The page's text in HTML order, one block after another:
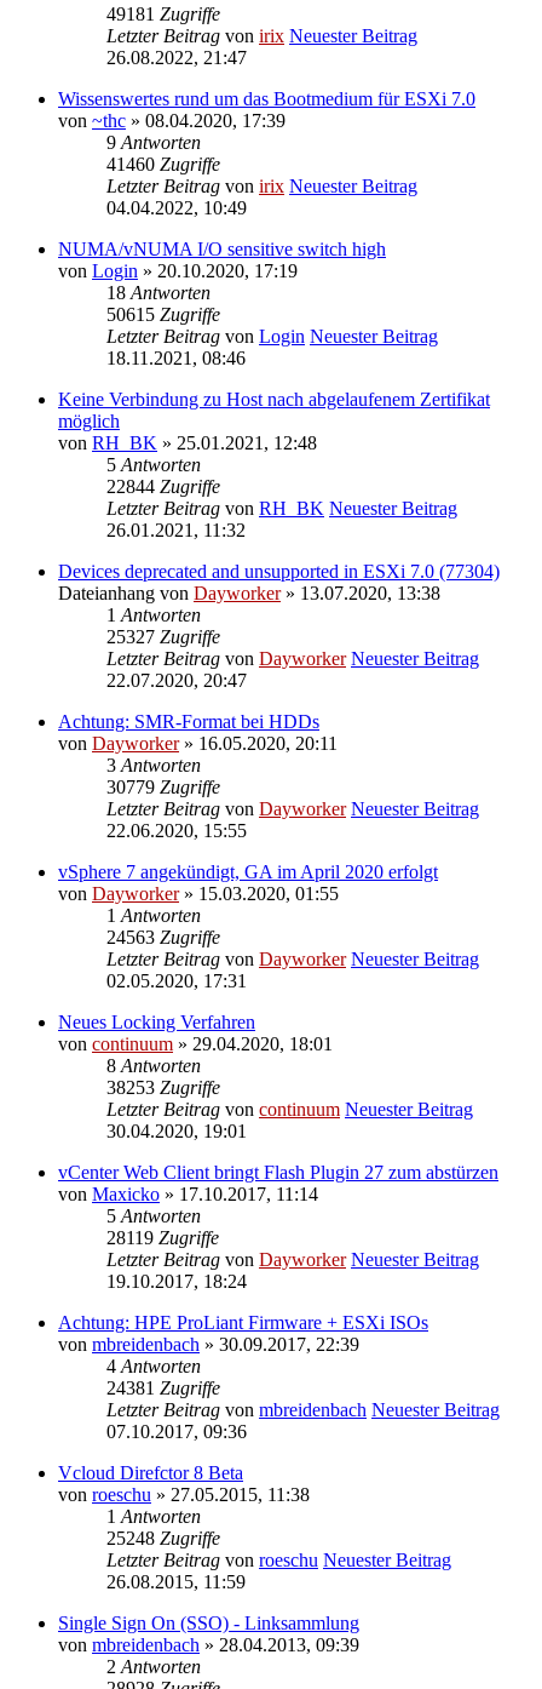
49181 Zugriffe
Letzter Beitrag von irix Neuester Beitrag
26.08.2022, 21:47
Wissenswertes rund um das Bootmedium für ESXi 7.0
von ~thc » 08.04.2020, 17:39
9 Antworten
41460 Zugriffe
Letzter Beitrag von irix Neuester Beitrag
04.04.2022, 10:49
NUMA/vNUMA I/O sensitive switch high
von Login » 20.10.2020, 17:19
18 Antworten
50615 Zugriffe
Letzter Beitrag von Login Neuester Beitrag
18.11.2021, 08:46
Keine Verbindung zu Host nach abgelaufenem Zertifikat
möglich
von RH_BK » 25.01.2021, 12:48
5 Antworten
22844 Zugriffe
Letzter Beitrag von RH_BK Neuester Beitrag
26.01.2021, 11:32
Devices deprecated and unsupported in ESXi 7.0 (77304)
Dateianhang von Dayworker» 13.07.2020, 13:38
1 Antworten
25327 Zugriffe
Letzter Beitrag von Dayworker Neuester Beitrag
22.07.2020, 20:47
Achtung: SMR-Format bei HDDs
von Dayworker» 16.05.2020, 20:11
3 Antworten
30779 Zugriffe
Letzter Beitrag von Dayworker Neuester Beitrag
22.06.2020, 15:55
vSphere 7 angekündigt, GA im April 2020 erfolgt
von Dayworker» 15.03.2020, 01:55
1 Antworten
24563 Zugriffe
Letzter Beitrag von Dayworker Neuester Beitrag
02.05.2020, 17:31
Neues Locking Verfahren
von continuum » 29.04.2020, 18:01
8 Antworten
38253 Zugriffe
Letzter Beitrag von continuum Neuester Beitrag
30.04.2020, 19:01
vCenter Web Client bringt Flash Plugin 27 zum abstürzen
von Maxicko » 17.10.2017, 11:14
5 Antworten
28119 Zugriffe
Letzter Beitrag von Dayworker Neuester Beitrag
19.10.2017, 18:24
Achtung: HPE ProLiant Firmware + ESXi ISOs
von mbreidenbach » 30.09.2017, 22:39
4 Antworten
24381 Zugriffe
Letzter Beitrag von mbreidenbach Neuester Beitrag
07.10.2017, 09:36
Vcloud Direfctor 8 Beta
von roeschu » 27.05.2015, 11:38
1 Antworten
25248 Zugriffe
Letzter Beitrag von roeschu Neuester Beitrag
26.08.2015, 11:59
Single Sign On (SSO) - Linksammlung
von mbreidenbach » 28.04.2013, 09:39
2 Antworten